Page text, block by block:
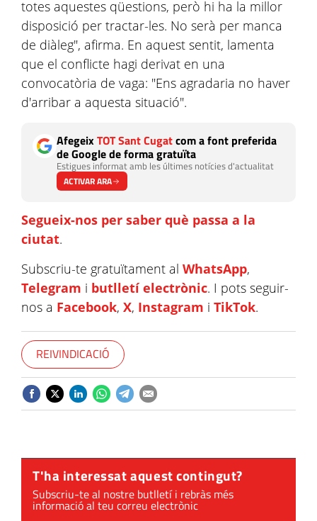
totes aquestes qüestions, però hi ha la millor
disposició per tractar-les. No serà per manca
de diàleg", afirma. En aquest sentit, lamenta
que el conflicte hagi derivat en una
convocatòria de vaga: "Ens agradaria no haver
d'arribar a aquesta situació".
AfegeixTOT Sant Cugatcom a font preferida
de Google de forma gratuïta
Estigues informat amb les últimes notícies d'actualitat
ACTIVAR ARA
Segueix-nos per saber què passa a la
ciutat.
Subscriu-te gratuïtament al WhatsApp,
Telegram i butlletí electrònic. I pots seguir-
nos a Facebook, X, Instagram i TikTok.
REIVINDICACIÓ
T'ha interessat aquest contingut?
Subscriu-te al nostre butlletí i rebràs més
informació al teu correu electrònic